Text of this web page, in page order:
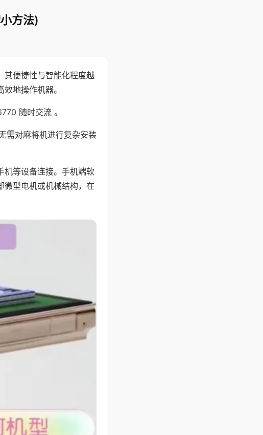
方法)
其便捷性与智能化程度越
地操作机器。
随时交流 。
需对麻将机进行复杂安装
机等设备连接。手机端软
微型电机或机械结构，在